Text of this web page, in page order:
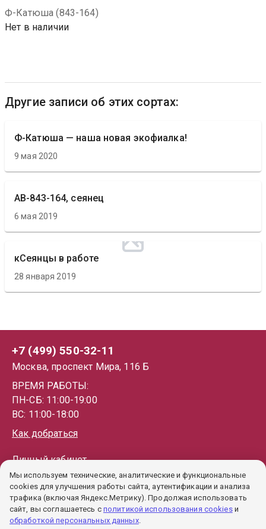
Ф-Катюша (843-164)
Нет в наличии
Другие записи об этих сортах:
Ф-Катюша — наша новая экофиалка!
9 мая 2020
АВ-843-164, сеянец
6 мая 2019
кСеянцы в работе
28 января 2019
+7 (499) 550-32-11
Москва, проспект Мира, 116 Б
ВРЕМЯ РАБОТЫ:
ПН-СБ: 11:00-19:00
ВС: 11:00-18:00
Как добраться
Личный кабинет
Каталог
Как купить
Гарантии
Мы используем технические, аналитические и функциональные
cookies для улучшения работы сайта, аутентификации и анализа
трафика (включая Яндекс.Метрику). Продолжая использовать
сайт, вы соглашаетесь с политикой использования cookies и
обработкой персональных данных.